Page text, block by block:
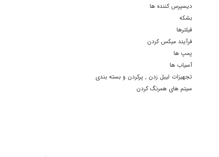
دیسپرس کننده ها
بشکه
فیلترها
فرآیند میکس کردن
پمپ ها
آسیاب ها
تجهیزات لیبل زدن , پرکردن و بسته بندی
سیتم های همرنگ کردن